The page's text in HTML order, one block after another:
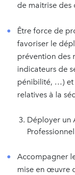
de maitrise des
Être force de
favoriser le
prévention des
indicateurs de
pénibilité, …) et
relatives à la
Déployer un
Accompagner
mise en œuvre